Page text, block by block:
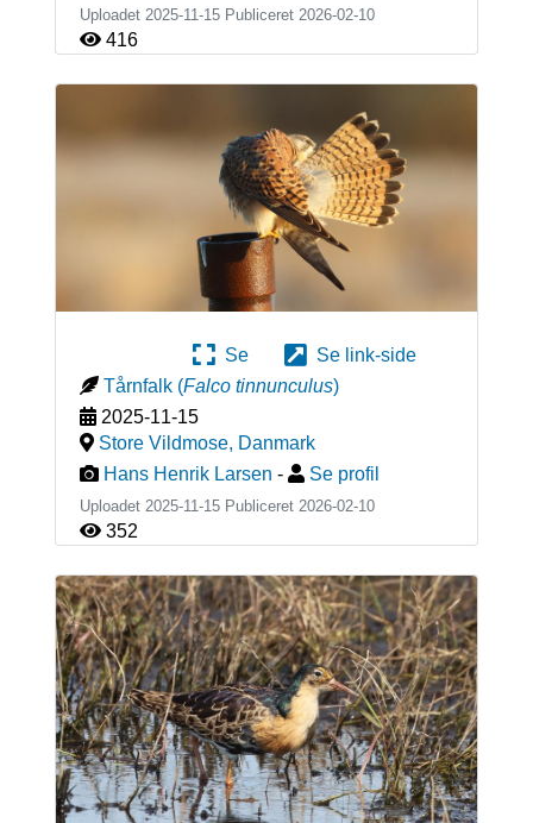
Uploadet 2025-11-15 Publiceret 2026-02-10
416
Se
Se link-side
Tårnfalk (Falco tinnunculus)
2025-11-15
Store Vildmose, Danmark
Hans Henrik Larsen - Se profil
Uploadet 2025-11-15 Publiceret 2026-02-10
352